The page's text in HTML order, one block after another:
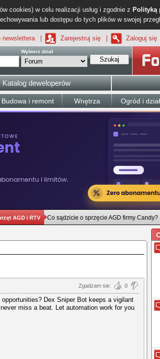
cookies) w celu realizacji usług i zgodnie z Polityką
lub dostępu do tych plików w swojej
newslettera Zarejestruj się Zaloguj się
Wybierz dział
Szukaj
Katalog deweloperów
Budowa i remont Wnętrza Ogród i
AGD i RTV Co sądzicie o sprzęcie AGD firmy Candy?
Zgadzam sie: 0
Dex Sniper Bot keeps a vigilant
miss a beat. Let automation work for you